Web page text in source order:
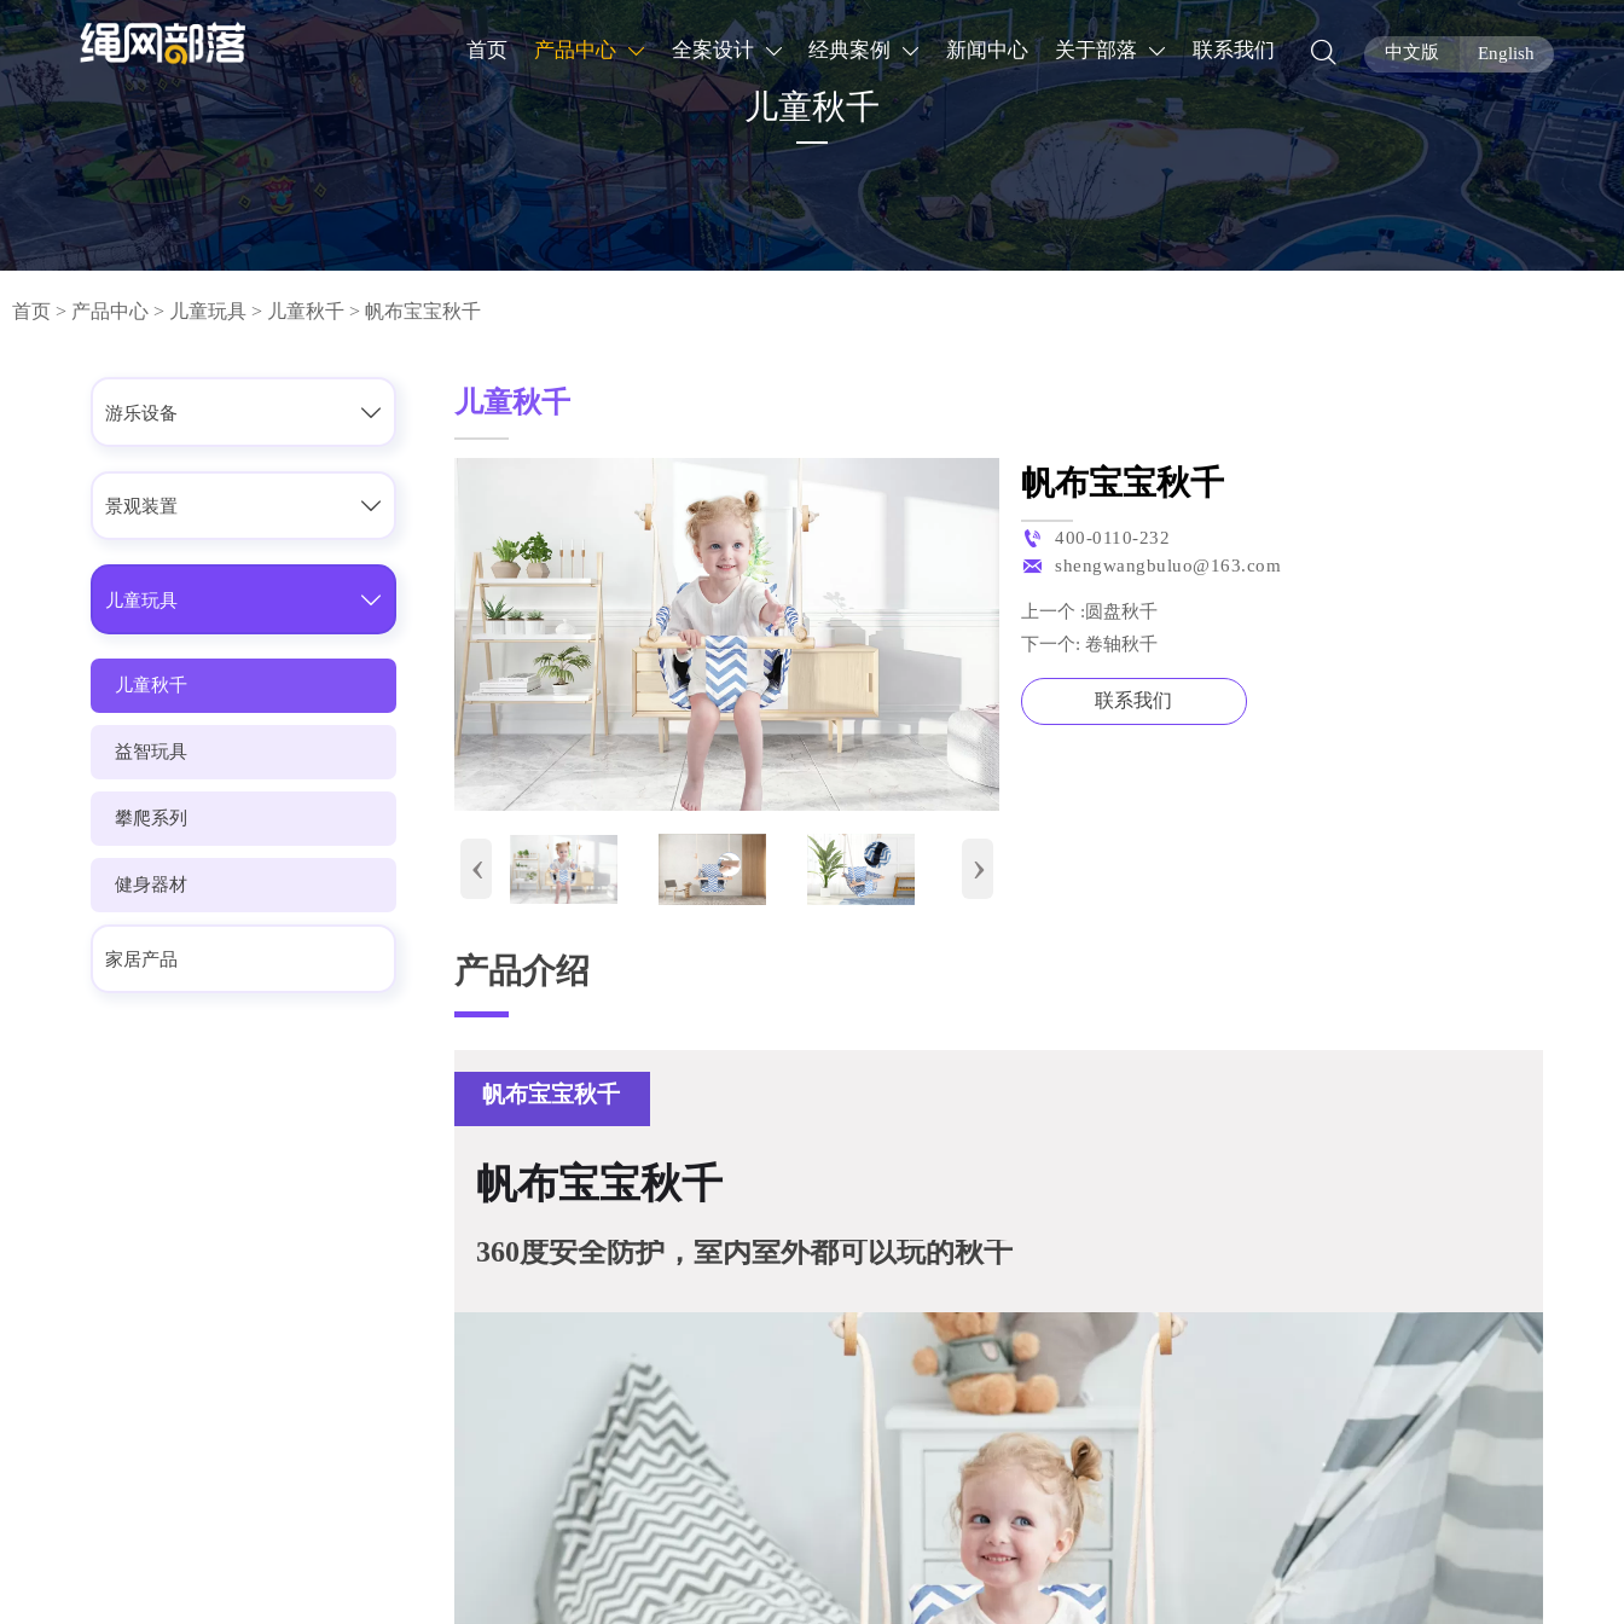
首页 产品中心  全案设计  经典案例  新闻中心 关于部落  联系我们  中文版 English
儿童秋千
首页 > 产品中心 > 儿童玩具 > 儿童秋千 > 帆布宝宝秋千
游乐设备 
景观装置 
儿童玩具 
儿童秋千
益智玩具
攀爬系列
健身器材
家居产品
儿童秋千
‹ ›
帆布宝宝秋千
 400-0110-232
 shengwangbuluo@163.com
上一个 : 圆盘秋千
下一个: 卷轴秋千
联系我们
产品介绍
帆布宝宝秋千
帆布宝宝秋千
360度安全防护，室内室外都可以玩的秋千